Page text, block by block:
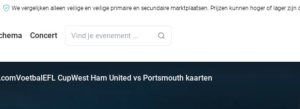
We vergelijken alleen veilige en veilige primaire en secundaire marktplaatsen. Prijzen kunnen hoger of lager zijn
Concert
VoetbalEFL CupWest Ham United vs Portsmouth kaarten